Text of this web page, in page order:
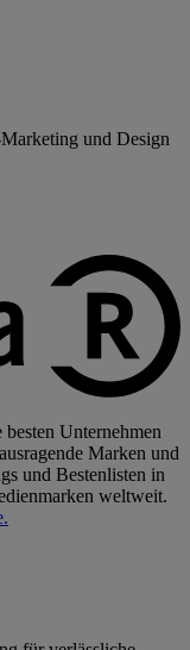
und Design
Unternehmen
Marken und
und Bestenlisten in
weltweit.